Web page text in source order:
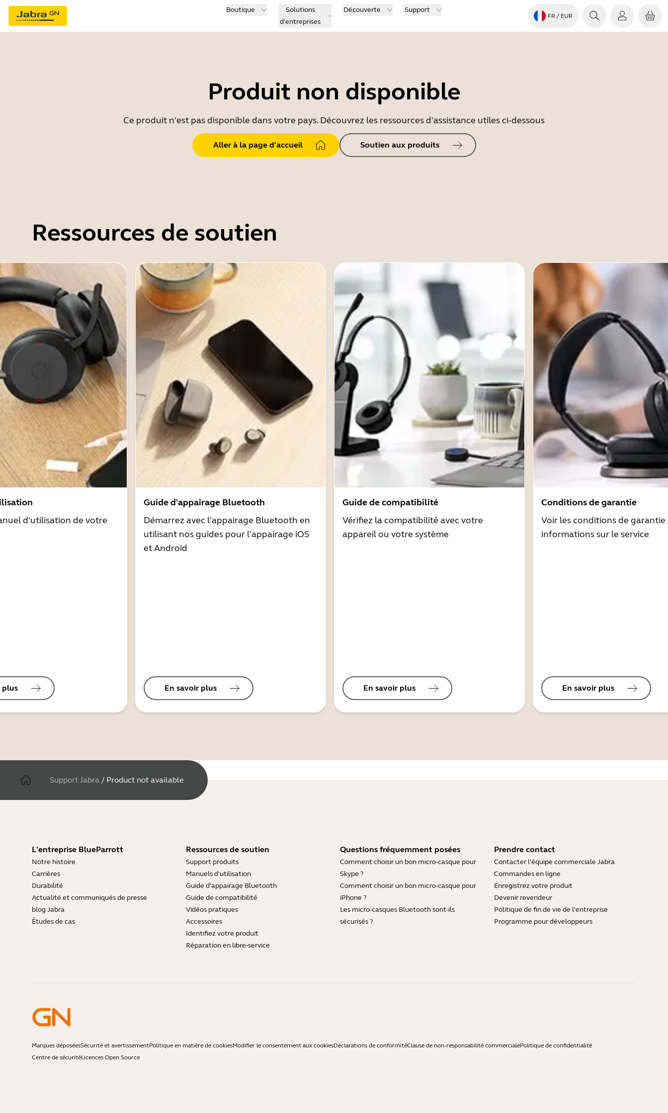
Boutique
Solutions
d'entreprises
Découverte Support
FR / EUR
Produit non disponible
Ce produit n'est pas disponible dans votre pays. Découvrez les ressources d'assistance utiles ci-dessous
Aller à la page d'accueil Soutien aux produits
Ressources de soutien
d'utilisation de votre
plus
Guide d'appairage Bluetooth
Démarrez avec l'appairage Bluetooth en
utilisant nos guides pour l'appairage iOS
et Android
En savoir plus
Guide de compatibilité
Vérifiez la compatibilité avec votre
appareil ou votre système
En savoir plus
Conditions de garantie
Voir les conditions de garantie
informations sur le service
En savoir plus
Support Jabra / Product not available
L'entreprise BlueParrott
Notre histoire
Carrières
Durabilité
Actualité et communiqués de presse
blog Jabra
Études de cas
Ressources de soutien
Support produits
Manuels d'utilisation
Guide d'appairage Bluetooth
Guide de compatibilité
Vidéos pratiques
Accessoires
Identifiez votre produit
Réparation en libre-service
Questions fréquemment posées
Comment choisir un bon micro-casque pour
Skype ?
Comment choisir un bon micro-casque pour
iPhone ?
Les micro-casques Bluetooth sont-ils
sécurisés ?
Prendre contact
Contacter l'équipe commerciale Jabra
Commandes en ligne
Enregistrez votre produit
Devenir revendeur
Politique de fin de vie de l'entreprise
Programme pour développeurs
Marques déposéesSécurité et avertissementPolitique en matière de cookiesModifier le consentement aux cookiesDéclarations de conformitéClause de non-responsabilité commercialePolitique de confidentialité
Centre de sécuritéLicences Open Source